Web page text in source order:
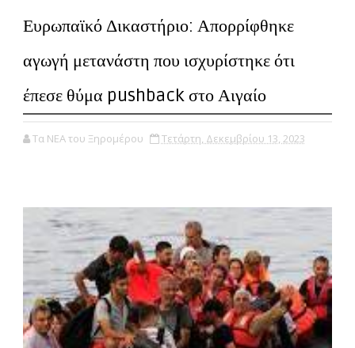
Ευρωπαϊκό Δικαστήριο: Απορρίφθηκε
αγωγή μετανάστη που ισχυρίστηκε ότι
έπεσε θύμα pushback στο Αιγαίο
Τα ΝΕΑ του Ξηρομέρου Τετάρτη, Δεκεμβρίου 13, 2023